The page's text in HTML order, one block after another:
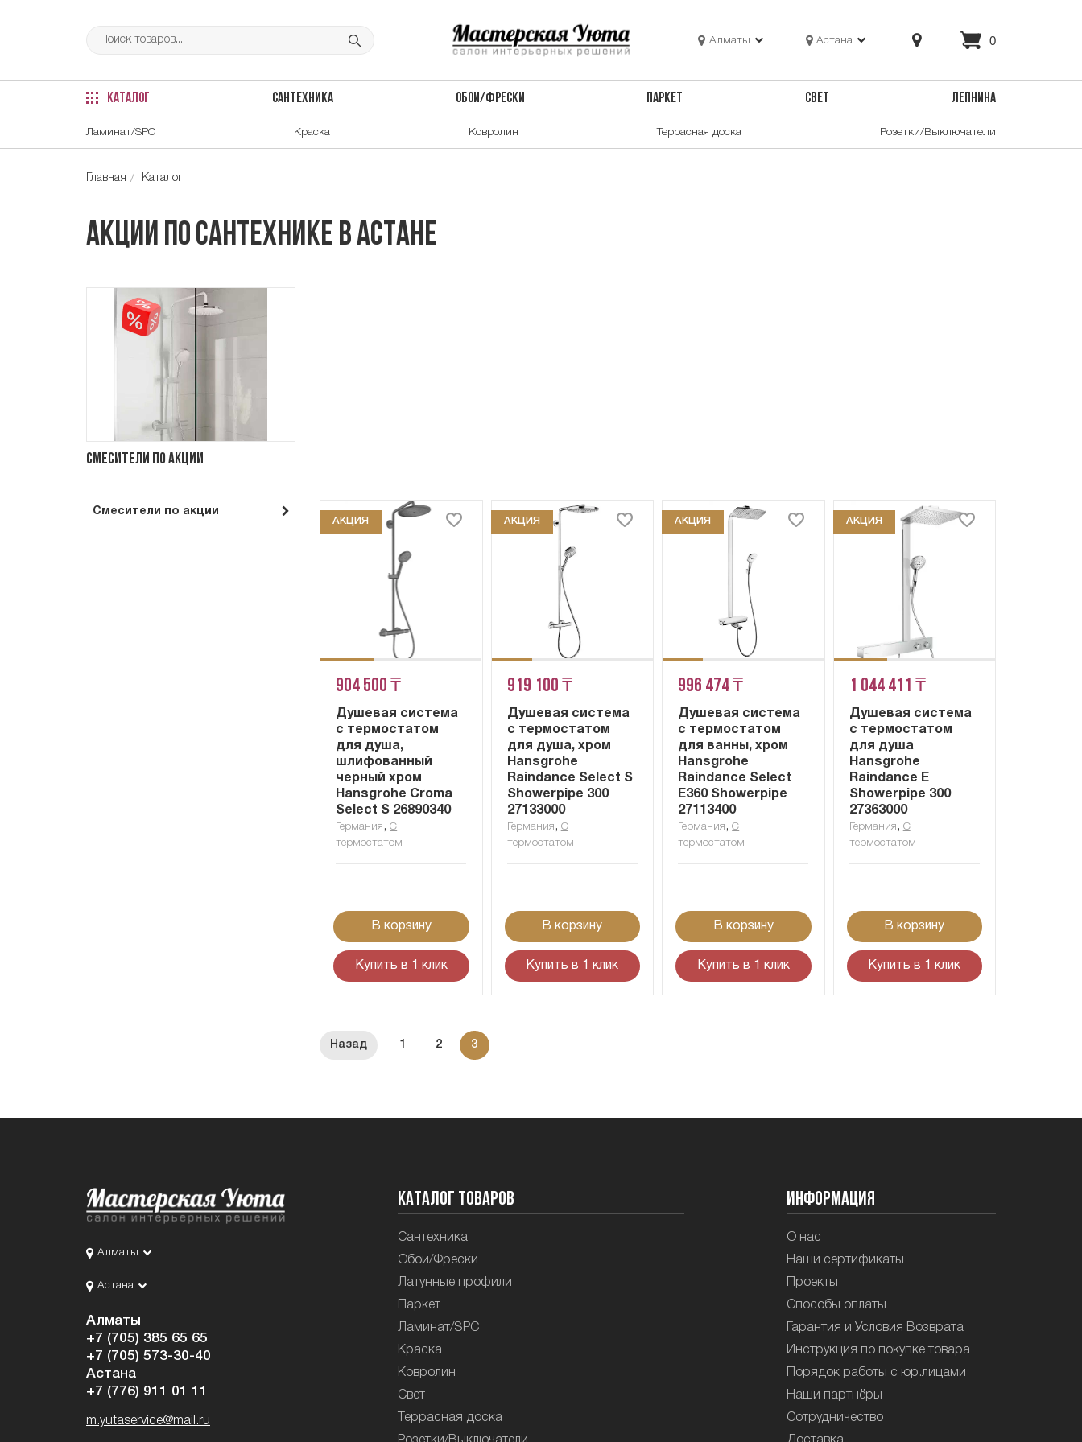
Алматы Астана 0
КАТАЛОГ САНТЕХНИКА ОБОИ/ФРЕСКИ ПАРКЕТ СВЕТ ЛЕПНИНА
Ламинат/SPC Краска Ковролин Террасная доска Розетки/Выключатели
Главная Каталог
Акции по сантехнике в Астане
Смесители по акции
Смесители по акции
АКЦИЯ
904 500 ₸
Душевая система
с термостатом
для душа,
шлифованный
черный хром
Hansgrohe Croma
Select S 26890340
Германия ,С
термостатом
В корзину
Купить в 1 клик
АКЦИЯ
919 100 ₸
Душевая система
с термостатом
для душа, хром
Hansgrohe
Raindance Select S
Showerpipe 300
27133000
Германия , С
термостатом
В корзину
Купить в 1 клик
АКЦИЯ
996 474 ₸
Душевая система
с термостатом
для ванны, хром
Hansgrohe
Raindance Select
E360 Showerpipe
27113400
Германия ,С
термостатом
В корзину
Купить в 1 клик
АКЦИЯ
1 044 411 ₸
Душевая система
с термостатом
для душа
Hansgrohe
Raindance E
Showerpipe 300
27363000
Германия , С
термостатом
В корзину
Купить в 1 клик
1 2 3
Алматы
Астана
Алматы
+7 (705) 385 65 65
+7 (705) 573-30-40
Астана
+7 (776) 911 01 11
m.yutaservice@mail.ru
Каталог товаров
Сантехника
Обои/Фрески
Латунные профили
Паркет
Ламинат/SPC
Краска
Ковролин
Свет
Террасная доска
Информация
О нас
Наши сертификаты
Проекты
Способы оплаты
Гарантия и Условия Возврата
Инструкция по покупке товара
Порядок работы с юр.лицами
Наши партнёры
Сотрудничество